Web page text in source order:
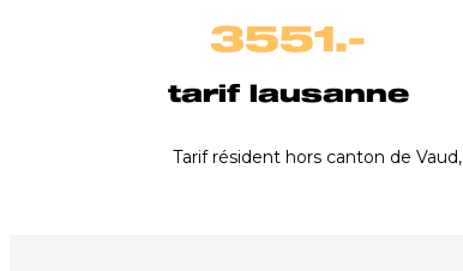
3551.-
tarif lausanne
Tarif résident hors canton de